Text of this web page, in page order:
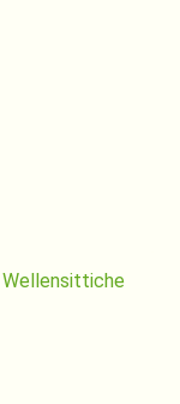
Wellensittiche